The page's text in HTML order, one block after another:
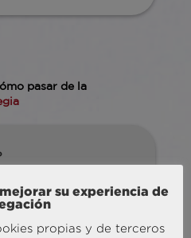
pasar de la
búsquedas digitales
de inversión
de financiación
su experiencia de
propias y de terceros